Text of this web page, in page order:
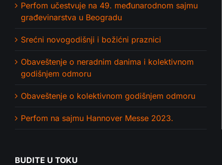
Perfom učestvuje na 49. međunarodnom sajmu
građevinarstva u Beogradu
Srećni novogodišnji i božićni praznici
Obaveštenje o neradnim danima i kolektivnom
godišnjem odmoru
Obaveštenje o kolektivnom godišnjem odmoru
Perfom na sajmu Hannover Messe 2023.
BUDITE U TOKU